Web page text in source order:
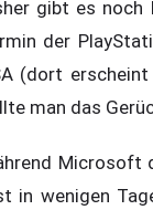
gibt es noch
der
(dort
man das
Microsoft
in wenigen